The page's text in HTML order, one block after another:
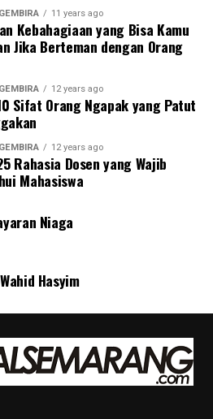
11 years ago
Kebahagiaan yang Bisa Kamu
Jika Berteman dengan Orang
12 years ago
Sifat Orang Ngapak yang Patut
12 years ago
Rahasia Dosen yang Wajib
Mahasiswa
Niaga
Hasyim